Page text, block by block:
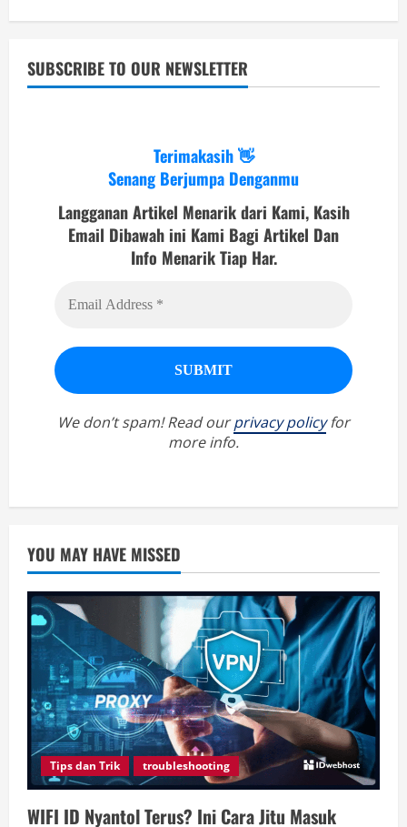
SUBSCRIBE TO OUR NEWSLETTER
Terimakasih 👋
Senang Berjumpa Denganmu
Langganan Artikel Menarik dari Kami, Kasih
Email Dibawah ini Kami Bagi Artikel Dan
Info Menarik Tiap Har.
We don’t spam! Read ourprivacy policyfor
more info.
YOU MAY HAVE MISSED
Tips dan Trik troubleshooting
WIFI ID Nyantol Terus? Ini Cara Jitu Masuk